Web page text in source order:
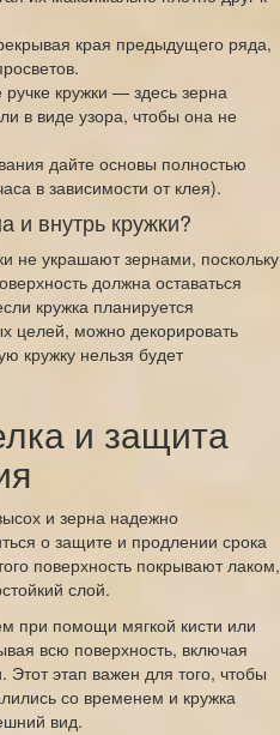
края предыдущего ряда,
кружки — здесь зерна
в виде узора, чтобы она не
дайте основы полностью
в зависимости от клея).
и внутрь кружки?
не украшают зернами, поскольку
должна оставаться
кружка планируется
целей, можно декорировать
кружку нельзя будет
и защита
и зерна надежно
о защите и продлении срока
поверхность покрывают лаком,
слой.
при помощи мягкой кисти или
всю поверхность, включая
этап важен для того, чтобы
со временем и кружка
вид.